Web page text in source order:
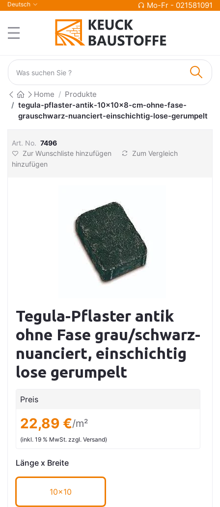
Deutsch Mo-Fr - 021581091
Home
Produkte
tegula-pflaster-antik-10x10x8-cm-ohne-fase-
grauschwarz-nuanciert-einschichtig-lose-gerumpelt
Art. No. 7496
Zur Wunschliste hinzufügen
Zum Vergleich
hinzufügen
Tegula-Pflaster antik
ohne Fase grau/schwarz-
nuanciert, einschichtig
lose gerumpelt
Preis
22,89 €/m²
(inkl. 19 % MwSt. zzgl. Versand)
Länge x Breite
10x10